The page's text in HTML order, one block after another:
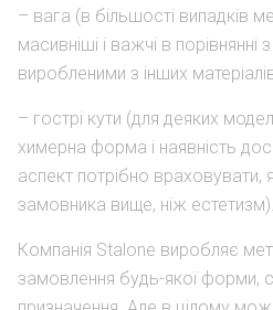
– вага (в більшості випадків
масивніші і важчі в
виробленими з інших
– гострі кути (для деяких
химерна форма і наявність
аспект потрібно враховувати,
замовника вище, ніж естетизм).
Компанія Stalone виробляє
замовлення будь-якої форми,